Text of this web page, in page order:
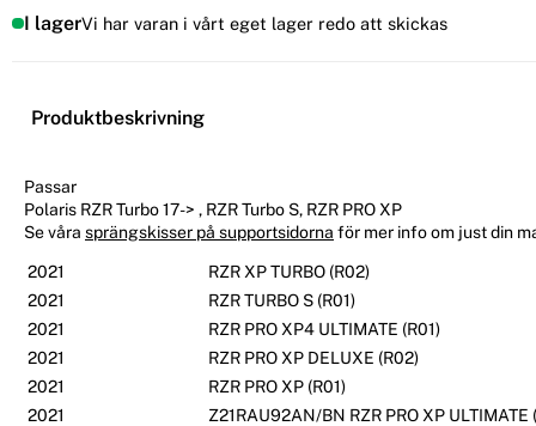
I lagerVi har varan i vårt eget lager redo att skickas
Produktbeskrivning
Passar
Polaris RZR Turbo 17-> , RZR Turbo S, RZR PRO XP
Se våra sprängskisser på supportsidorna för mer info om just din
2021
RZR XP TURBO (R02)
2021
RZR TURBO S (R01)
2021
RZR PRO XP4 ULTIMATE (R01)
2021
RZR PRO XP DELUXE (R02)
2021
RZR PRO XP (R01)
2021
Z21RAU92AN/BN RZR PRO XP ULTIMATE